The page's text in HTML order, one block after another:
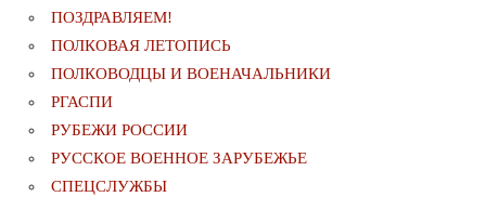
ПОЗДРАВЛЯЕМ!
ПОЛКОВАЯ ЛЕТОПИСЬ
ПОЛКОВОДЦЫ И ВОЕНАЧАЛЬНИКИ
РГАСПИ
РУБЕЖИ РОССИИ
РУССКОЕ ВОЕННОЕ ЗАРУБЕЖЬЕ
СПЕЦСЛУЖБЫ